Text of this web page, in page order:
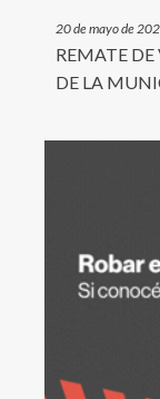
20 de mayo de
REMATE DE
DE LA